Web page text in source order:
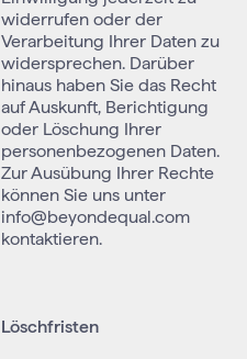
widerrufen oder der
Verarbeitung Ihrer Daten zu
widersprechen. Darüber
hinaus haben Sie das Recht
auf Auskunft, Berichtigung
oder Löschung Ihrer
personenbezogenen Daten.
Zur Ausübung Ihrer Rechte
können Sie uns unter
info@beyondequal.com
kontaktieren.
Löschfristen